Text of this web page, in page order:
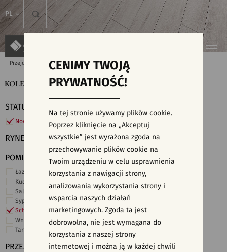
PL
Przejdź do strony głównej Kolekcje
KOLEKCJE WYSZUKIWARKA PŁYTEK
STATUS
Nowości
RYNEK
POMIESZCZENIE
Łazienka
Kuchnia
Salon i hol
Sypialnia
Schody
Wnętrza komercyjne
Taras i ogród
PRZEZNACZENIE
CENIMY TWOJĄ
PRYWATNOŚĆ!
Na tej stronie używamy plików cookie.
Poprzez kliknięcie na „Akceptuj
wszystkie” jest wyrażona zgoda na
przechowywanie plików cookie na
Twoim urządzeniu w celu usprawnienia
korzystania z nawigacji strony,
analizowania wykorzystania strony i
wsparcia naszych działań
marketingowych. Zgoda ta jest
dobrowolna, nie jest wymagana do
korzystania z naszej strony
internetowej i można ją w każdej chwili